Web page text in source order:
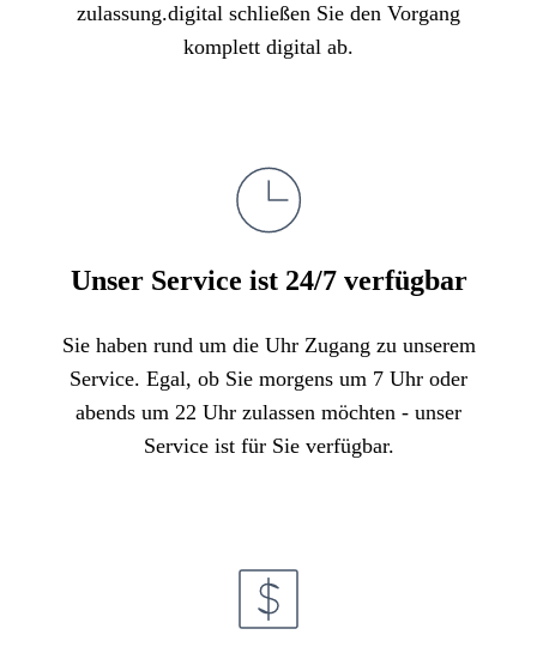
zulassung.digital schließen Sie den Vorgang
komplett digital ab.
Unser Service ist 24/7 verfügbar
Sie haben rund um die Uhr Zugang zu unserem
Service. Egal, ob Sie morgens um 7 Uhr oder
abends um 22 Uhr zulassen möchten - unser
Service ist für Sie verfügbar.